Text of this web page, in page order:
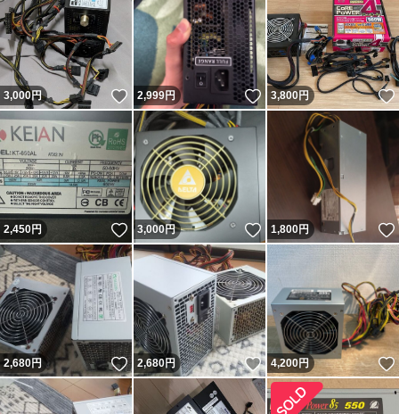
3,000円 いいね！
2,999円 いいね！
3,800円
2,450円 いいね！
3,000円 いいね！
1,800円
2,680円 いいね！
2,680円 いいね！
4,200円